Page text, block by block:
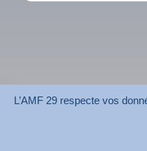
L’AMF 29 respecte vos